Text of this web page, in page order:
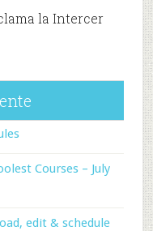
la Intercer
Courses – July
edit & schedule